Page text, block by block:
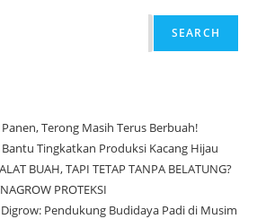
SEARCH
Panen, Terong Masih Terus Berbuah!
Tingkatkan Produksi Kacang Hijau
BUAH, TAPI TETAP TANPA BELATUNG?
PROTEKSI
Pendukung Budidaya Padi di Musim